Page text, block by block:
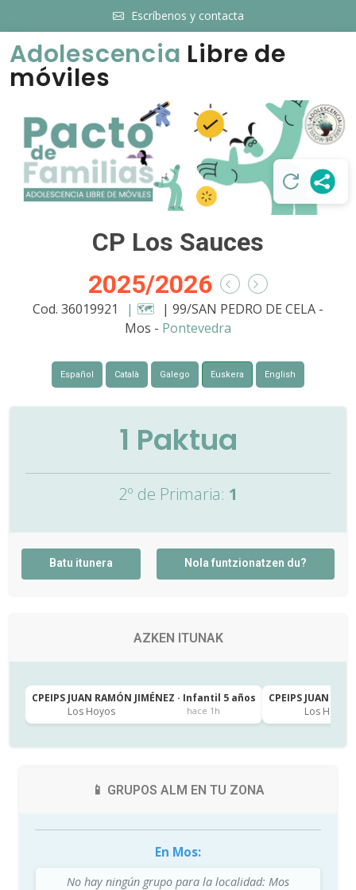
Escríbenos y contacta
Adolescencia Libre de
móviles
CP Los Sauces
2025/2026
Cod. 36019921 | 🗺️ | 99/SAN PEDRO DE CELA -
Mos - Pontevedra
Español Català Galego Euskera English
1 Paktua
2º de Primaria: 1
Batu itunera Nola funtzionatzen du?
AZKEN ITUNAK
CPEIPS JUAN RAMÓN JIMÉNEZ · Infantil 5 años
Los Hoyos
hace 1h
CPEIPS JUAN
Los Hoyos
📱 GRUPOS ALM EN TU ZONA
En Mos:
No hay ningún grupo para la localidad: Mos